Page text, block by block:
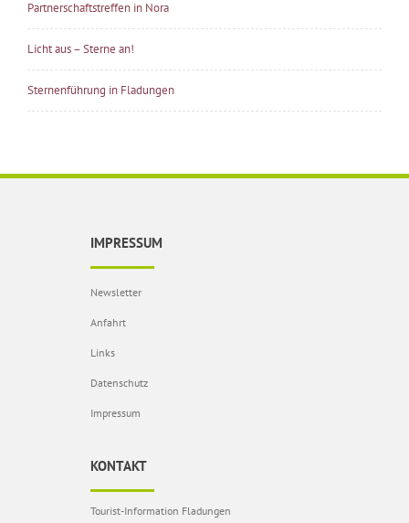
Partnerschaftstreffen in Nora
Licht aus – Sterne an!
Sternenführung in Fladungen
IMPRESSUM
Newsletter
Anfahrt
Links
Datenschutz
Impressum
KONTAKT
Tourist-Information Fladungen